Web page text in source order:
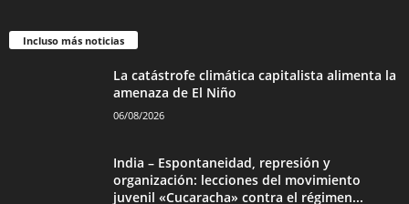
Incluso más noticias
La catástrofe climática capitalista alimenta la
amenaza de El Niño
06/08/2026
India – Espontaneidad, represión y
organización: lecciones del movimiento
juvenil «Cucaracha» contra el régimen...